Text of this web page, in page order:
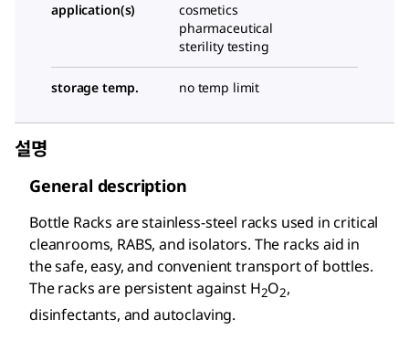
application(s)
cosmetics
pharmaceutical
sterility testing
storage temp. no temp limit
설명
General description
Bottle Racks are stainless-steel racks used in critical
cleanrooms, RABS, and isolators. The racks aid in
the safe, easy, and convenient transport of bottles.
The racks are persistent against H2O2,
disinfectants, and autoclaving.